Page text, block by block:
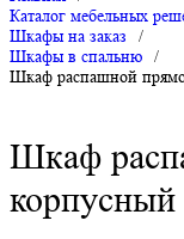
Каталог мебельных
Шкафы на заказ
/
Шкафы в спальню
/
Шкаф распашной
Шкаф